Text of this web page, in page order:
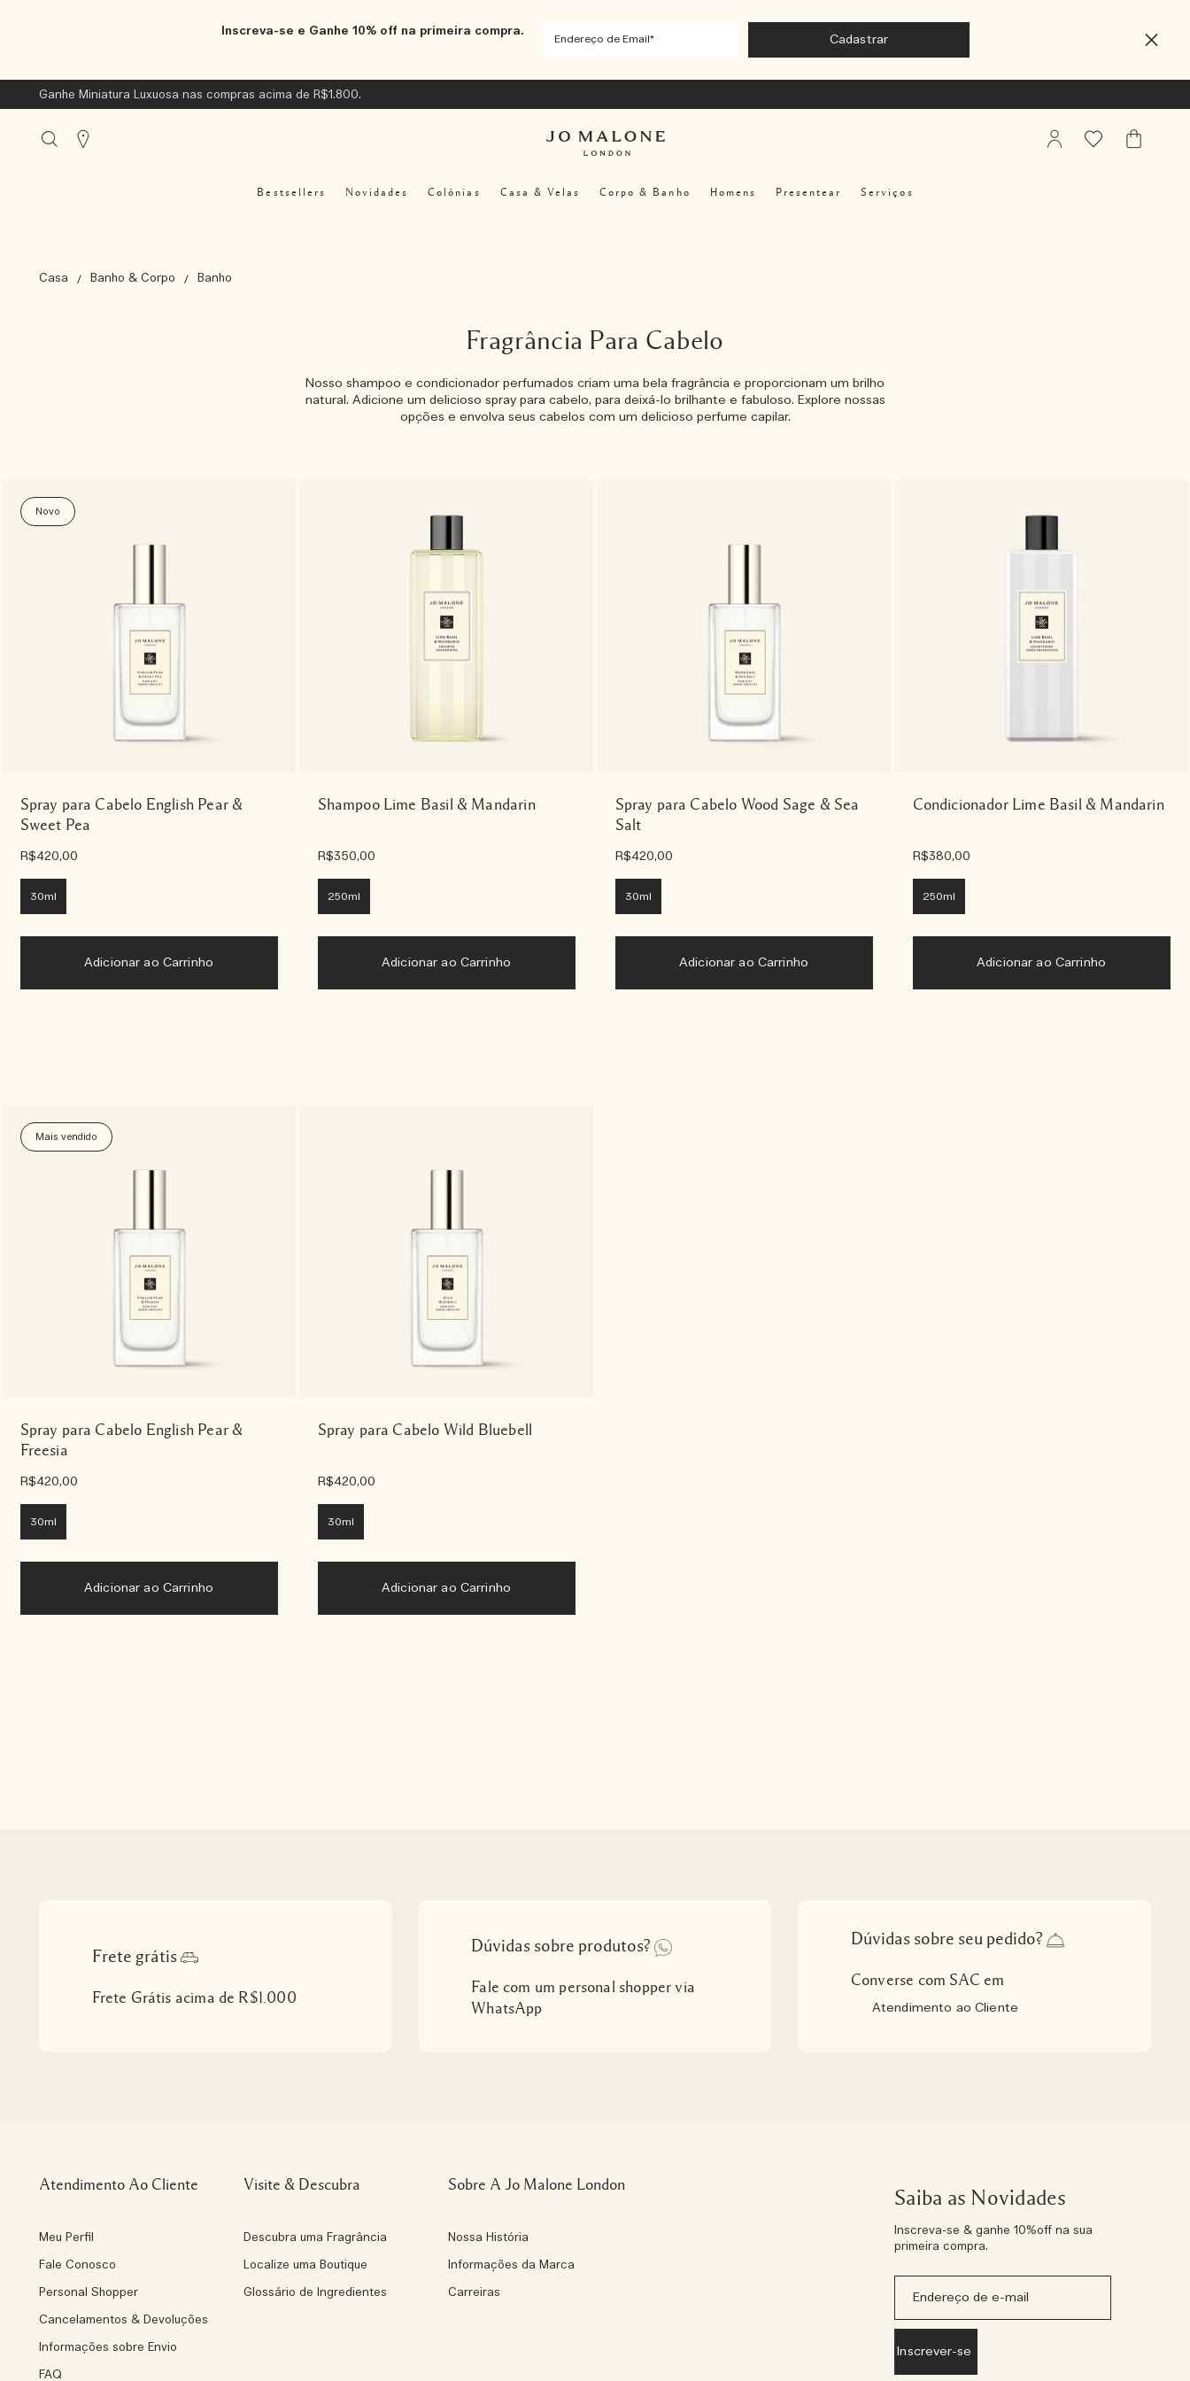
Inscreva-se e Ganhe 10% off na primeira compra.
Ganhe Miniatura Luxuosa nas compras acima de R$1.800.
Bestsellers Novidades Colônias Casa & Velas Corpo & Banho Homens Presentear Serviços
Stores
My
FavoritosMeu
Casa Banho & Corpo Banho
Fragrância Para Cabelo
Nosso shampoo e condicionador perfumados criam uma bela fragrância e proporcionam um brilho
natural. Adicione um delicioso spray para cabelo, para deixá-lo brilhante e fabuloso. Explore nossas
opções e envolva seus cabelos com um delicioso perfume capilar.
Novo
Spray para Cabelo English Pear &
Sweet Pea
R$420,00
30ml
Adicionar ao Carrinho
Shampoo Lime Basil & Mandarin
R$350,00
250ml
Adicionar ao Carrinho
Spray para Cabelo Wood Sage & Sea
Salt
R$420,00
30ml
Adicionar ao Carrinho
Condicionador Lime Basil & Mandarin
R$380,00
250ml
Adicionar ao Carrinho
Mais vendido
Spray para Cabelo English Pear &
Freesia
R$420,00
30ml
Adicionar ao Carrinho
Spray para Cabelo Wild Bluebell
R$420,00
30ml
Adicionar ao Carrinho
Frete grátis
Frete Grátis acima de R$1.000
Dúvidas sobre produtos?
Fale com um personal shopper via
WhatsApp
Dúvidas sobre seu pedido?
Converse com SAC em
Atendimento ao Cliente
Saiba as Novidades
Inscreva-se & ganhe 10%off na sua
primeira compra.
Atendimento Ao Cliente
Meu Perfil
Fale Conosco
Personal Shopper
Cancelamentos & Devoluções
Informações sobre Envio
FAQ
Visite & Descubra
Descubra uma Fragrância
Localize uma Boutique
Glossário de Ingredientes
Sobre A Jo Malone London
Nossa História
Informações da Marca
Carreiras